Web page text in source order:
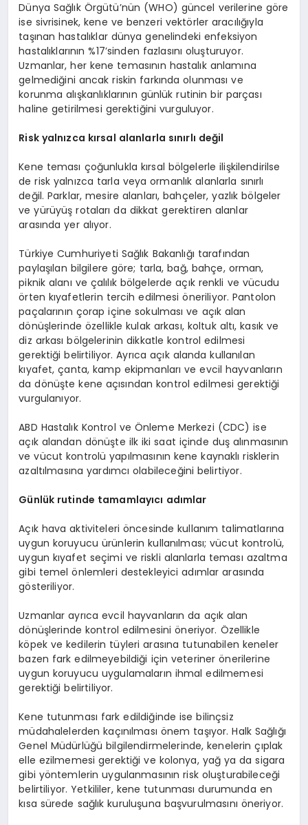
Dünya Sağlık Örgütü’nün (WHO) güncel verilerine göre
ise sivrisinek, kene ve benzeri vektörler aracılığıyla
taşınan hastalıklar dünya genelindeki enfeksiyon
hastalıklarının %17’sinden fazlasını oluşturuyor.
Uzmanlar, her kene temasının hastalık anlamına
gelmediğini ancak riskin farkında olunması ve
korunma alışkanlıklarının günlük rutinin bir parçası
haline getirilmesi gerektiğini vurguluyor.
Risk yalnızca kırsal alanlarla sınırlı değil
Kene teması çoğunlukla kırsal bölgelerle ilişkilendirilse
de risk yalnızca tarla veya ormanlık alanlarla sınırlı
değil. Parklar, mesire alanları, bahçeler, yazlık bölgeler
ve yürüyüş rotaları da dikkat gerektiren alanlar
arasında yer alıyor.
Türkiye Cumhuriyeti Sağlık Bakanlığı tarafından
paylaşılan bilgilere göre; tarla, bağ, bahçe, orman,
piknik alanı ve çalılık bölgelerde açık renkli ve vücudu
örten kıyafetlerin tercih edilmesi öneriliyor. Pantolon
paçalarının çorap içine sokulması ve açık alan
dönüşlerinde özellikle kulak arkası, koltuk altı, kasık ve
diz arkası bölgelerinin dikkatle kontrol edilmesi
gerektiği belirtiliyor. Ayrıca açık alanda kullanılan
kıyafet, çanta, kamp ekipmanları ve evcil hayvanların
da dönüşte kene açısından kontrol edilmesi gerektiği
vurgulanıyor.
ABD Hastalık Kontrol ve Önleme Merkezi (CDC) ise
açık alandan dönüşte ilk iki saat içinde duş alınmasının
ve vücut kontrolü yapılmasının kene kaynaklı risklerin
azaltılmasına yardımcı olabileceğini belirtiyor.
Günlük rutinde tamamlayıcı adımlar
Açık hava aktiviteleri öncesinde kullanım talimatlarına
uygun koruyucu ürünlerin kullanılması; vücut kontrolü,
uygun kıyafet seçimi ve riskli alanlarla teması azaltma
gibi temel önlemleri destekleyici adımlar arasında
gösteriliyor.
Uzmanlar ayrıca evcil hayvanların da açık alan
dönüşlerinde kontrol edilmesini öneriyor. Özellikle
köpek ve kedilerin tüyleri arasına tutunabilen keneler
bazen fark edilmeyebildiği için veteriner önerilerine
uygun koruyucu uygulamaların ihmal edilmemesi
gerektiği belirtiliyor.
Kene tutunması fark edildiğinde ise bilinçsiz
müdahalelerden kaçınılması önem taşıyor. Halk Sağlığı
Genel Müdürlüğü bilgilendirmelerinde, kenelerin çıplak
elle ezilmemesi gerektiği ve kolonya, yağ ya da sigara
gibi yöntemlerin uygulanmasının risk oluşturabileceği
belirtiliyor. Yetkililer, kene tutunması durumunda en
kısa sürede sağlık kuruluşuna başvurulmasını öneriyor.